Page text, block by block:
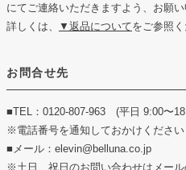
にてご連絡いただきますよう、お願い
詳しくは、
▼返品についてをご参照く
お問合せ先
■TEL：0120-807-963 (平日 9:00〜
※電話番号を通知しておかけください
■メール：elevin@belluna.co.jp
※土日、祝日のお問い合わせはメー